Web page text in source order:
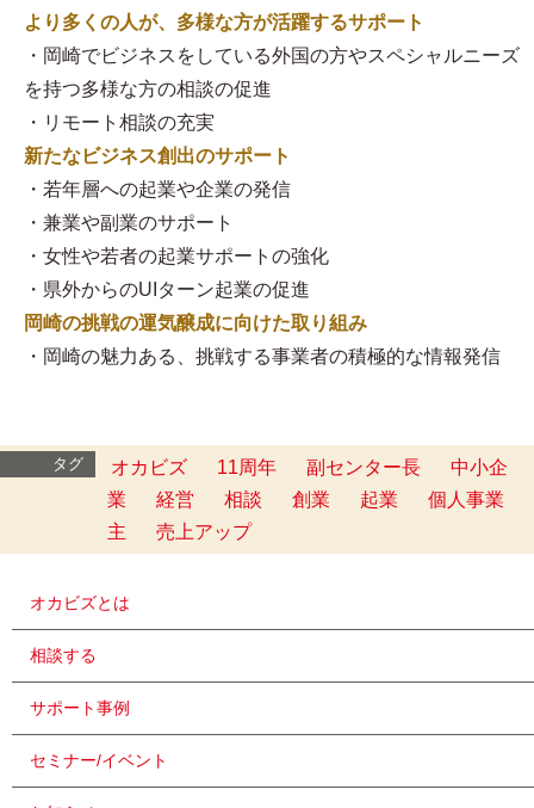
より多くの人が、多様な方が活躍するサポート
・岡崎でビジネスをしている外国の方やスペシャルニーズ
を持つ多様な方の相談の促進
・リモート相談の充実
新たなビジネス創出のサポート
・若年層への起業や企業の発信
・兼業や副業のサポート
・女性や若者の起業サポートの強化
・県外からのUIターン起業の促進
岡崎の挑戦の運気醸成に向けた取り組み
・岡崎の魅力ある、挑戦する事業者の積極的な情報発信
タグ オカビズ 11周年 副センター長
中小企
業
経営 相談 創業 起業
個人事業
主
売上アップ
オカビズとは
相談する
サポート事例
セミナー/イベント